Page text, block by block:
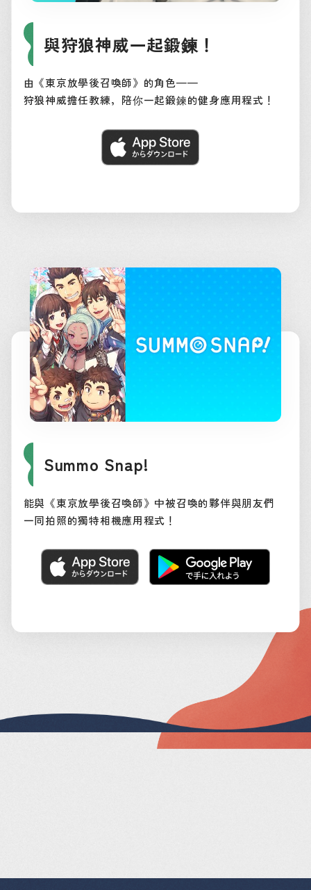
與狩狼神威一起鍛鍊！
由《東京放學後召喚師》的角色——
狩狼神威擔任教練，陪你一起鍛鍊的健身應用程式！
Summo Snap!
能與《東京放學後召喚師》中被召喚的夥伴與朋友們
一同拍照的獨特相機應用程式！